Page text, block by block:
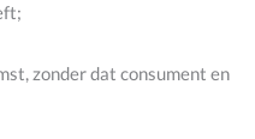
zonder dat consument en